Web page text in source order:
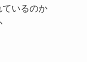
ているのか